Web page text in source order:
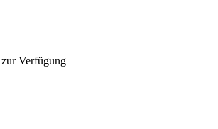
Verfügung